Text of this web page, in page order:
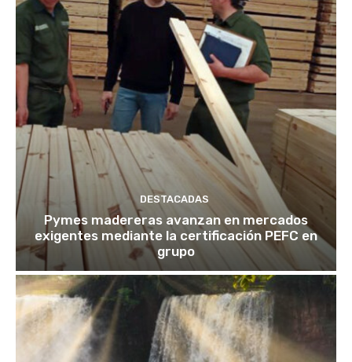
DESTACADAS
Pymes madereras avanzan en mercados
exigentes mediante la certificación PEFC en
grupo